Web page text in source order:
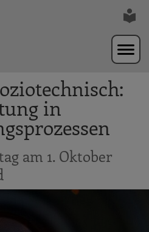
in
am 1. Oktober